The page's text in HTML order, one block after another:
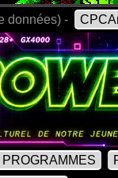
données) -